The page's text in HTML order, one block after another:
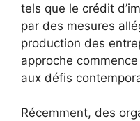
tels que le crédit
par des mesures
production des
approche
aux défis
Récemment, des